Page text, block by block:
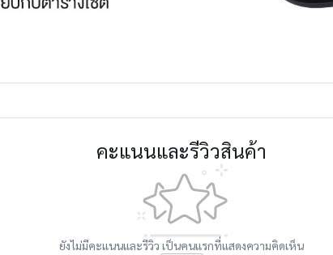
คะแนนและรีวิวสินค้า
ยังไม่มีคะแนนและรีวิว เป็นคนแรกที่แสดงความคิดเห็น